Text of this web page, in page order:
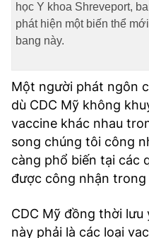
CỐNG HIẾN
BÙI XUÂN PHÁI
LIÊN HỆ QUẢNG CÁO
Hotline:
Điện thoại:
MẠNG XÃ HỘI
học Y khoa Shreveport,
phát hiện một biến thể
bang này.
Một người phát ngôn
dù CDC Mỹ không
vaccine khác nhau
song chúng tôi công
càng phổ biến tại các
được công nhận trong
CDC Mỹ đồng thời
này phải là các loại